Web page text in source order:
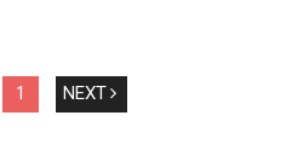
1 NEXT